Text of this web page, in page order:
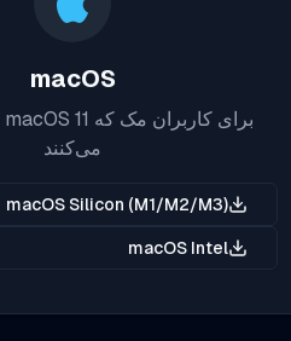
macOS
می‌کنند
macOS Silicon (M1/M2/M3)
macOS Intel